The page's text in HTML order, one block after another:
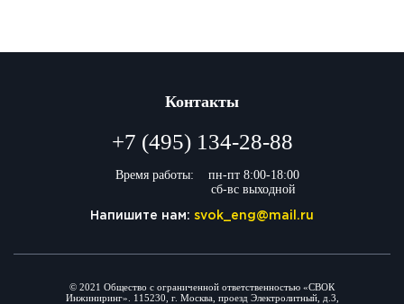
Контакты
+7 (495) 134-28-88
Время работы:
пн-пт 8:00-18:00
сб-вс выходной
Напишите нам: svok_eng@mail.ru
© 2021 Общество с ограниченной ответственностью «СВОК
Инжиниринг». 115230, г. Москва, проезд Электролитный, д.3,